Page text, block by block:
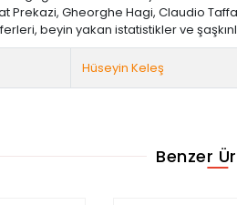
Prekazi, Gheorghe Hagi, Claudio
beyin yakan istatistikler ve
Hüseyin Keleş
Benzer